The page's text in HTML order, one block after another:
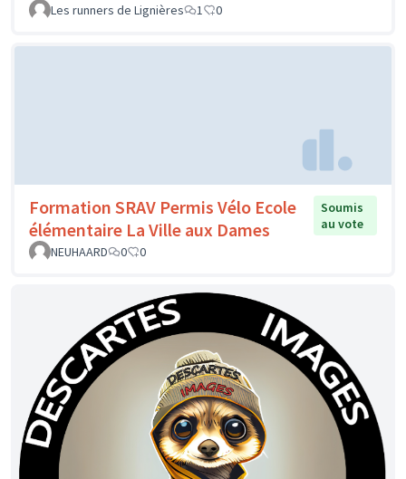
Les runners de Lignières
1 0
Formation SRAV Permis Vélo Ecole
élémentaire La Ville aux Dames
Soumis
au vote
NEUHAARD
0 0